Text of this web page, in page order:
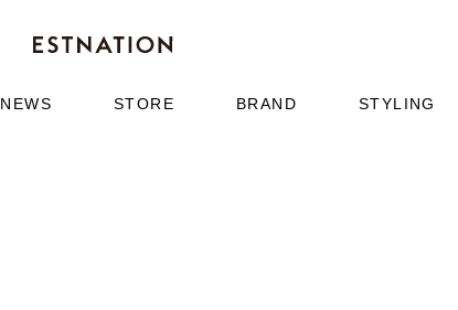
NEWS STORE BRAND STYLING